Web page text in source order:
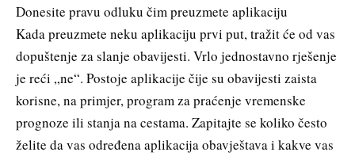
Donesite pravu odluku čim preuzmete aplikaciju
Kada preuzmete neku aplikaciju prvi put, tražit će od vas
dopuštenje za slanje obavijesti. Vrlo jednostavno rješenje
je reći „ne“. Postoje aplikacije čije su obavijesti zaista
korisne, na primjer, program za praćenje vremenske
prognoze ili stanja na cestama. Zapitajte se koliko često
želite da vas određena aplikacija obavještava i kakve vas